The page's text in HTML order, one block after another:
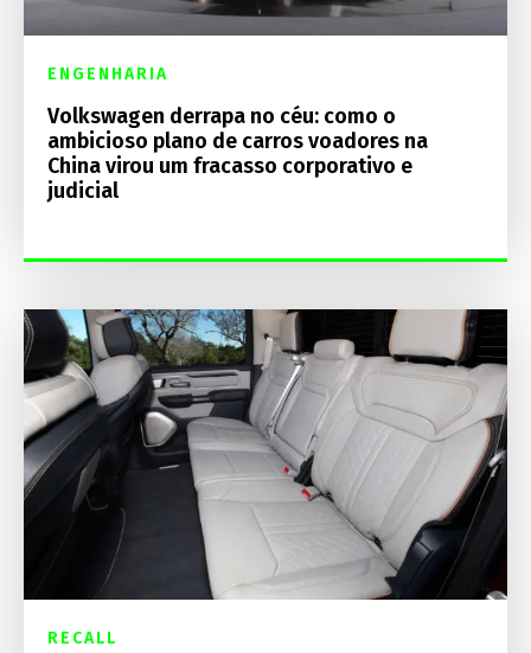
ENGENHARIA
Volkswagen derrapa no céu: como o
ambicioso plano de carros voadores na
China virou um fracasso corporativo e
judicial
RECALL